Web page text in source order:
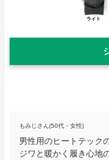
もみじさん(50代・女性)
男性用のヒートテック
ジワと暖かく履き心地